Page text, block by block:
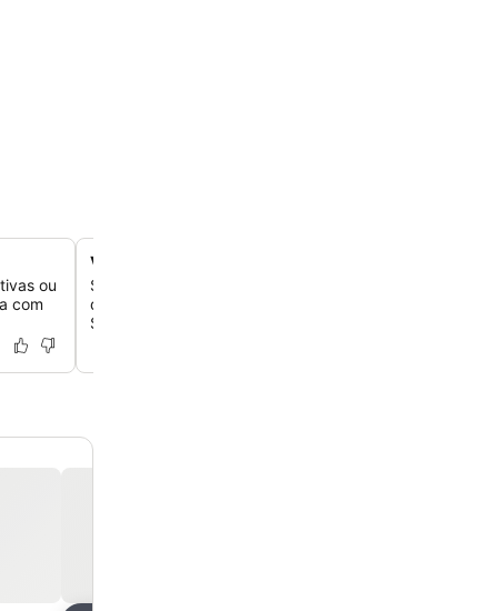
ou
com
Vistas panorâmicas do Mar Egeu
Situado no topo de uma colina, o hotel oferece vistas
deslumbrantes do Mar Egeu e das ilhas próximas como
Sifnos e Serifos.